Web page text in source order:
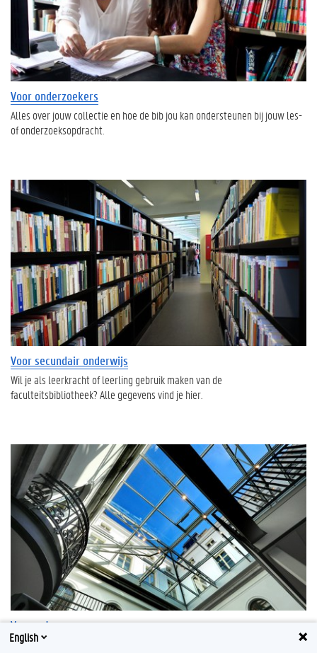
Voor onderzoekers
Alles over jouw collectie en hoe de bib jou kan ondersteunen bij jouw les-
of onderzoeksopdracht.
Voor secundair onderwijs
Wil je als leerkracht of leerling gebruik maken van de
faculteitsbibliotheek? Alle gegevens vind je hier.
Voor externen
Wil je boeken ontlenen? Of een rondleiding aanvragen? Alle informatie
English